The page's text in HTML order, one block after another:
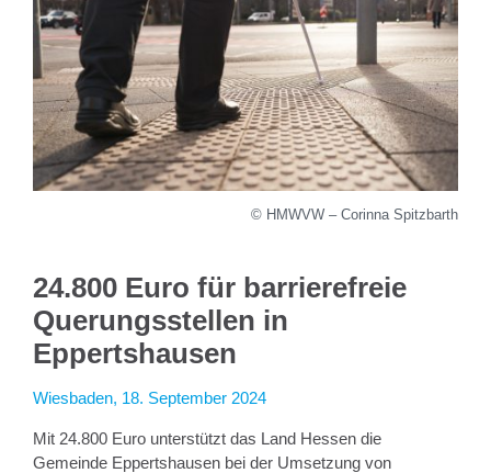
© HMWVW – Corinna Spitzbarth
24.800 Euro für barrierefreie
Querungsstellen in
Eppertshausen
Wiesbaden, 18. September 2024
Mit 24.800 Euro unterstützt das Land Hessen die
Gemeinde Eppertshausen bei der Umsetzung von